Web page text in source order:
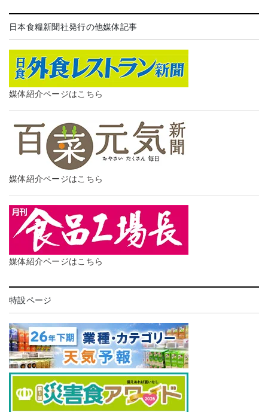
日本食糧新聞社発行の他媒体記事
媒体紹介ページはこちら
媒体紹介ページはこちら
媒体紹介ページはこちら
特設ページ